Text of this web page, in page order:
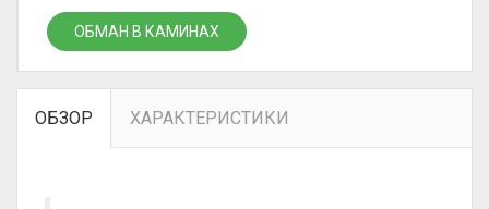
ОБМАН В КАМИНАХ
ОБЗОР ХАРАКТЕРИСТИКИ